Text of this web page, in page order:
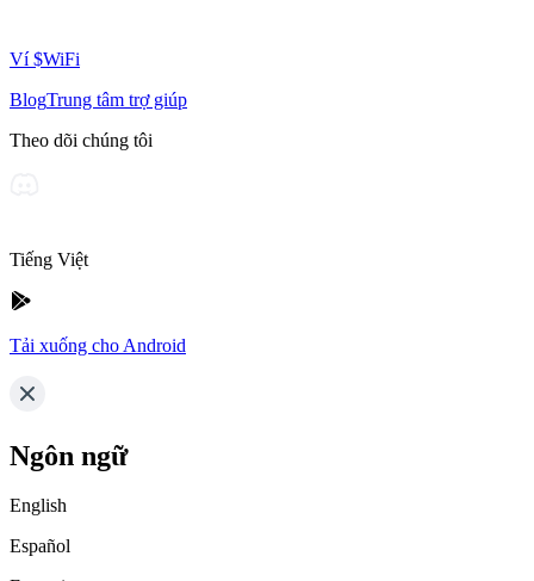
Ví $WiFi
BlogTrung tâm trợ giúp
Theo dõi chúng tôi
Tiếng Việt
Tải xuống cho Android
Ngôn ngữ
English
Español